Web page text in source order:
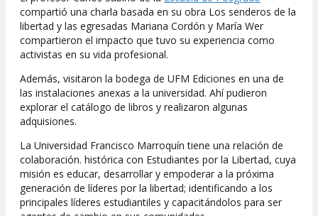
compartió una charla basada en su obra Los senderos de la
libertad y las egresadas Mariana Cordón y María Wer
compartieron el impacto que tuvo su experiencia como
activistas en su vida profesional.
Además, visitaron la bodega de UFM Ediciones en una de
las instalaciones anexas a la universidad. Ahí pudieron
explorar el catálogo de libros y realizaron algunas
adquisiones.
La Universidad Francisco Marroquín tiene una relación de
colaboración. histórica con Estudiantes por la Libertad, cuya
misión es educar, desarrollar y empoderar a la próxima
generación de líderes por la libertad; identificando a los
principales líderes estudiantiles y capacitándolos para ser